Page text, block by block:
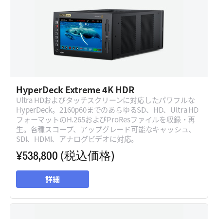
HyperDeck Extreme 4K HDR
Ultra HDおよびタッチスクリーンに対応したパワフルな
HyperDeck。2160p60までのあらゆるSD、HD、Ultra HD
フォーマットのH.265およびProResファイルを収録・再
生。各種スコープ、アップグレード可能なキャッシュ、
SDI、HDMI、アナログビデオに対応。
¥538,800 (税込価格)
詳細